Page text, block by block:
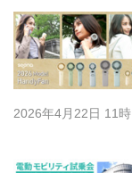
2026年4月22日 11時